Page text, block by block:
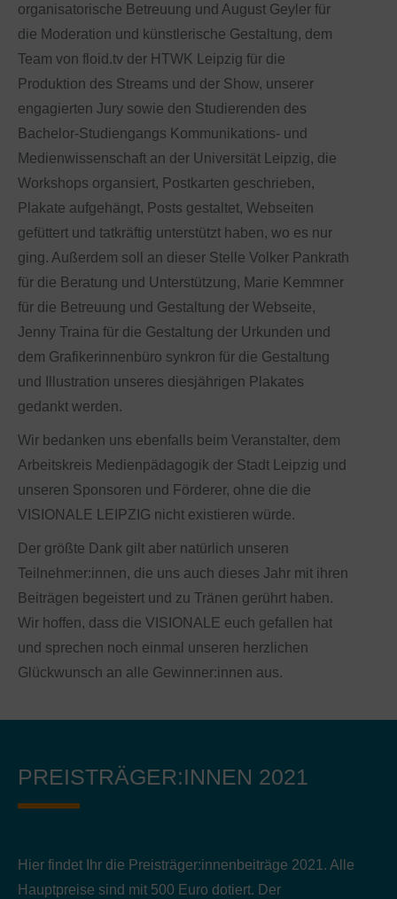
organisatorische Betreuung und August Geyler für
die Moderation und künstlerische Gestaltung, dem
Team von floid.tv der HTWK Leipzig für die
Produktion des Streams und der Show, unserer
engagierten Jury sowie den Studierenden des
Bachelor-Studiengangs Kommunikations- und
Medienwissenschaft an der Universität Leipzig, die
Workshops organsiert, Postkarten geschrieben,
Plakate aufgehängt, Posts gestaltet, Webseiten
gefüttert und tatkräftig unterstützt haben, wo es nur
ging. Außerdem soll an dieser Stelle Volker Pankrath
für die Beratung und Unterstützung, Marie Kemmner
für die Betreuung und Gestaltung der Webseite,
Jenny Traina für die Gestaltung der Urkunden und
dem Grafikerinnenbüro synkron für die Gestaltung
und Illustration unseres diesjährigen Plakates
gedankt werden.
Wir bedanken uns ebenfalls beim Veranstalter, dem
Arbeitskreis Medienpädagogik der Stadt Leipzig und
unseren Sponsoren und Förderer, ohne die die
VISIONALE LEIPZIG nicht existieren würde.
Der größte Dank gilt aber natürlich unseren
Teilnehmer:innen, die uns auch dieses Jahr mit ihren
Beiträgen begeistert und zu Tränen gerührt haben.
Wir hoffen, dass die VISIONALE euch gefallen hat
und sprechen noch einmal unseren herzlichen
Glückwunsch an alle Gewinner:innen aus.
PREISTRÄGER:INNEN 2021
Hier findet Ihr die Preisträger:innenbeiträge 2021. Alle
Hauptpreise sind mit 500 Euro dotiert. Der